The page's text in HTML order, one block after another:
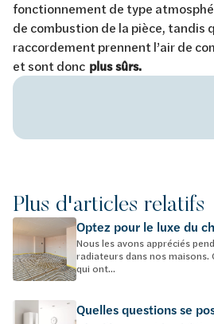
fonctionnement de type
de combustion de la pièce, tandis
raccordement prennent l’air de
et sont donc plus sûrs.
Plus d'articles relatifs
Optez pour le luxe du
Nous les avons appréciés
radiateurs dans nos maisons.
qui ont...
Quelles questions se